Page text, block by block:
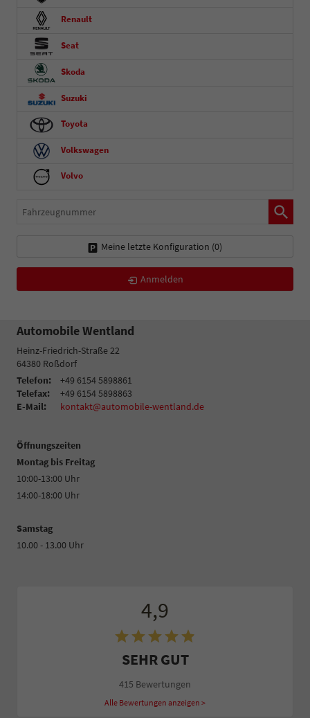
Renault
Seat
Skoda
Suzuki
Toyota
Volkswagen
Volvo
Fahrzeugnummer
Meine letzte Konfiguration (0)
Anmelden
Automobile Wentland
Heinz-Friedrich-Straße 22
64380 Roßdorf
Telefon:
+49 6154 5898861
Telefax:
+49 6154 5898863
E-Mail:
kontakt@automobile-wentland.de
Öffnungszeiten
Montag bis Freitag
10:00-13:00 Uhr
14:00-18:00 Uhr
Samstag
10.00 - 13.00 Uhr
4,9
SEHR GUT
415 Bewertungen
Alle Bewertungen anzeigen >